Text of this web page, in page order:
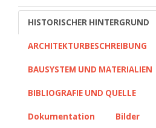
HISTORISCHER HINTERGRUND
ARCHITEKTURBESCHREIBUNG
BAUSYSTEM UND MATERIALIEN
BIBLIOGRAFIE UND QUELLE
Dokumentation Bilder